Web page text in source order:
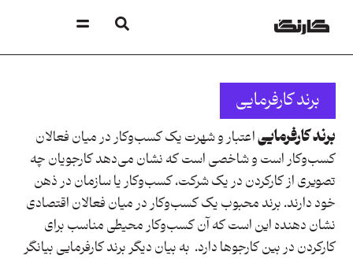
برند کارفرمایی
برند کارفرماییاعتبار و شهرت یک کسب‌وکار در میان فعالان
کسب‌وکار است و شاخصی است که نشان می‌دهد کارجویان چه
تصویری از کارکردن در یک شرکت، کسب‌وکار یا سازمان در ذهن
خود دارند. برند محبوب یک کسب‌وکار در میان فعالان اقتصادی
نشان دهنده این است که آن کسب‌وکار محیطی مناسب برای
کارکردن در بین کارجوها دارد. به بیان دیگر برند کارفرمایی بیانگر